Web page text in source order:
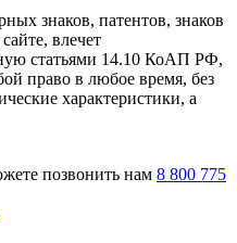
знаков, патентов, знаков
влечет
статьями 14.10 КоАП РФ,
право в любое время, без
характеристики, а
позвонить нам 8 800 775